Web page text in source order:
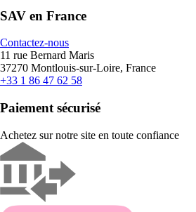
SAV en France
Contactez-nous
11 rue Bernard Maris
37270 Montlouis-sur-Loire, France
+33 1 86 47 62 58
Paiement sécurisé
Achetez sur notre site en toute confiance